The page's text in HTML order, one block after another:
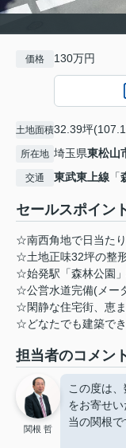
価格 130万円
土地面積32.39坪
所在地 埼玉県東松山
交通 東武東上線 「
セールスポイン
☆南西角地で日当たり
☆土地正味32坪の整形
☆始発駅「森林公園」
☆公営水道完備(メー
☆閑静な住宅街、恵ま
☆どなたでも建築で
担当者のコメン
関根 哲
この度は
をお寄せ
当の関根で